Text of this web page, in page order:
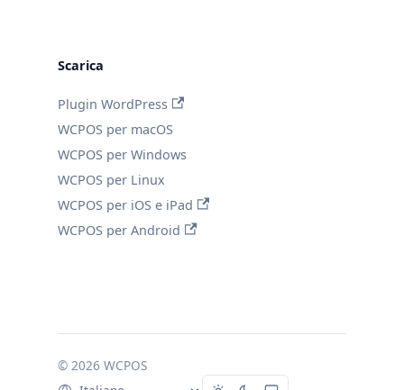
Scarica
Plugin WordPress
WCPOS per macOS
WCPOS per Windows
WCPOS per Linux
WCPOS per iOS e iPad
WCPOS per Android
© 2026 WCPOS